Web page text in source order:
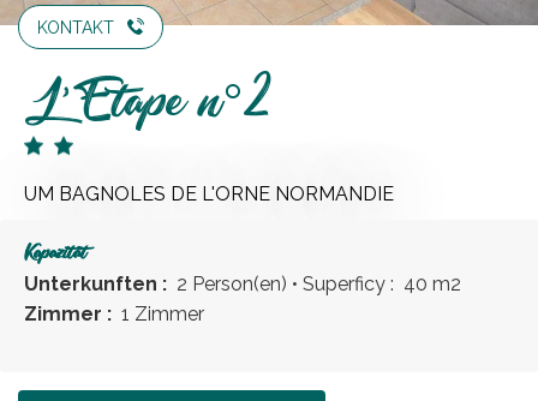
KONTAKT
L'Etape n°2
UM BAGNOLES DE L'ORNE NORMANDIE
Kapazität
Unterkunften : 2 Person(en) • Superficy : 40 m2
Zimmer : 1 Zimmer